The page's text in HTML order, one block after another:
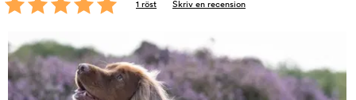
1 röst Skriv en recension